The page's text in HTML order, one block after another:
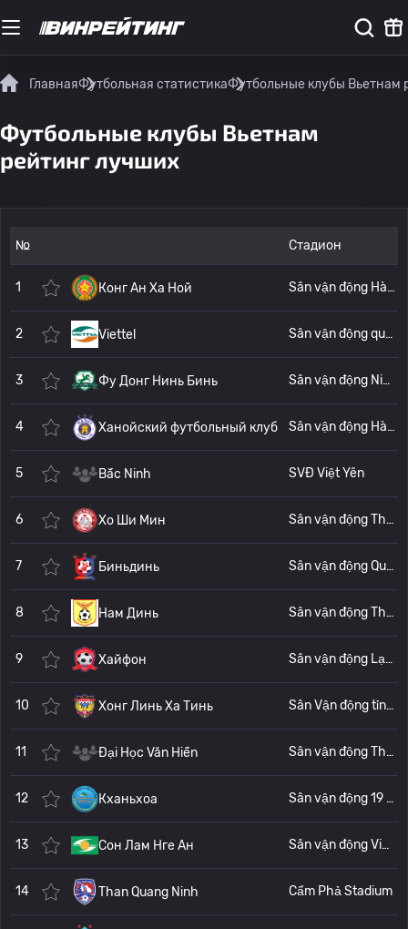
ГлавнаяФутбольная статистикаФутбольные клубы Вьетнам
Футбольные клубы Вьетнам
рейтинг лучших
№ Стадион
1 Конг Ан Ха Ной Sân vận động Hàng Đẫy (Стадион Ханг Дэй)
2 Viettel Sân vận động quốc gia Mỹ Đình (Mỹ Đình National Stadium)
3 Фу Донг Нинь Бинь Sân vận động Ninh Bình (Ninh Binh Stadium)
4 Ханойский футбольный клуб Sân vận động Hàng Đẫy (Стадион Ханг Дэй)
5 Bắc Ninh SVĐ Việt Yên
6 Хо Ши Мин Sân vận động Thống Nhất (Стадион Тхонг Нхат)
7 Биньдинь Sân vận động Qui Nhơn (Стадион Qui Nhon)
8 Нам Динь Sân vận động Thiên Trường (стадион Тхиен Чыонг)
9 Хайфон Sân vận động Lạch Tray (Стадион Лач Трей)
10 Хонг Линь Ха Тинь Sân Vận động tỉnh Hà Tĩnh
11 Đại Học Văn Hiến Sân vận động Thống Nhất (Стадион Тхонг Нхат)
12 Кханьхоа Sân vận động 19 tháng 8 (Стадион Нячанга)
13 Сон Лам Нге Ан Sân vận động Vinh (Стадион Винь)
14 Than Quang Ninh Cẩm Phả Stadium